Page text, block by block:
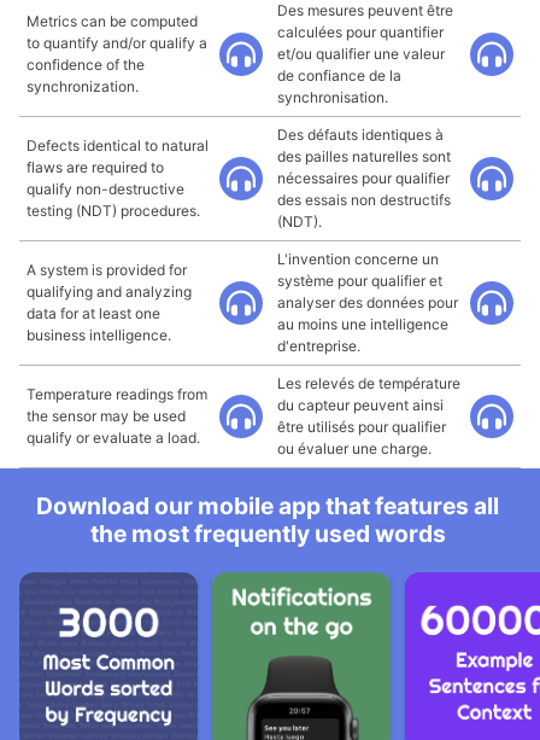
Metrics can be computed
to quantify and/or qualify a
confidence of the
synchronization.
Des mesures peuvent être
calculées pour quantifier
et/ou qualifier une valeur
de confiance de la
synchronisation.
Defects identical to natural
flaws are required to
qualify non-destructive
testing (NDT) procedures.
Des défauts identiques à
des pailles naturelles sont
nécessaires pour qualifier
des essais non destructifs
(NDT).
A system is provided for
qualifying and analyzing
data for at least one
business intelligence.
L'invention concerne un
système pour qualifier et
analyser des données pour
au moins une intelligence
d'entreprise.
Temperature readings from
the sensor may be used
qualify or evaluate a load.
Les relevés de température
du capteur peuvent ainsi
être utilisés pour qualifier
ou évaluer une charge.
Download our mobile app that features all
the most frequently used words